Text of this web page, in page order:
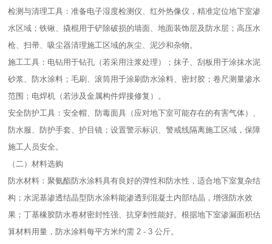
检测与清理工具：准备电子湿度检测仪、红外热像仪，精准定位地下室渗
水区域；铁锹、撬棍用于铲除破损的墙面、地面装饰层及防水层；高压水
枪、扫帚、吸尘器清理施工区域的灰尘、泥沙和杂物。​
施工工具：电钻用于钻孔（若采用注浆处理）；抹子、刮板用于涂抹水泥
砂浆、防水涂料；毛刷、滚筒用于涂刷防水涂料、密封胶；卷尺测量渗水
范围；电焊机（若涉及金属构件焊接修复）。​
安全防护工具：安全帽、防毒面具（应对地下室可能存在的有害气体）、
防水服、防护手套、护目镜；设置警示标识、警戒线隔离施工区域，保障
施工人员安全。​
（二）材料选购​
防水材料：聚氨酯防水涂料具有良好的弹性和防水性，适合地下室复杂结
构；水泥基渗透结晶型防水涂料能渗透到混凝土内部结晶，增强防水效
果；丁基橡胶防水卷材密封性强、抗穿刺性能好。根据地下室渗漏面积估
算材料用量，防水涂料每平方米约需 2 - 3 公斤。​